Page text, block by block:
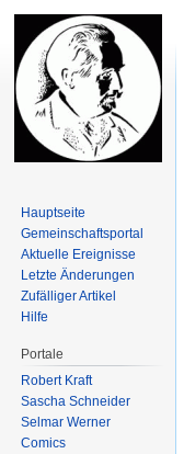
Hauptseite
Gemeinschafts­portal
Aktuelle Ereignisse
Letzte Änderungen
Zufälliger Artikel
Hilfe
Portale
Robert Kraft
Sascha Schneider
Selmar Werner
Comics